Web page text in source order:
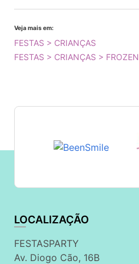
Veja mais em:
FESTAS > CRIANÇAS
FESTAS > CRIANÇAS > FROZEN
LOCALIZAÇÃO
FESTASPARTY
Av. Diogo Cão, 16B